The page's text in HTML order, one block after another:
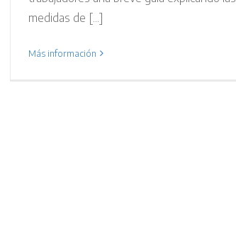
medidas de [...]
Más información